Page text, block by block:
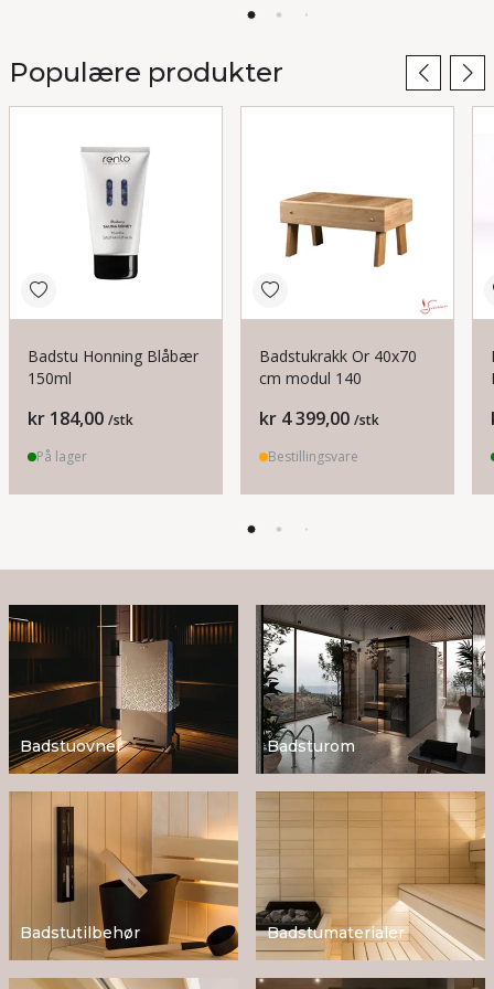
badstuovner. Med en mengde variasjoner av
Se utvalget her
Populære produkter
Badstu Honning Blåbær
150ml
Pris
kr 184,00 /stk
På lager
Badstukrakk Or 40x70
cm modul 140
Pris
kr 4 399,00 /stk
Bestillingsvare
Badstuovner Badsturom
Badstutilbehør Badstumaterialer